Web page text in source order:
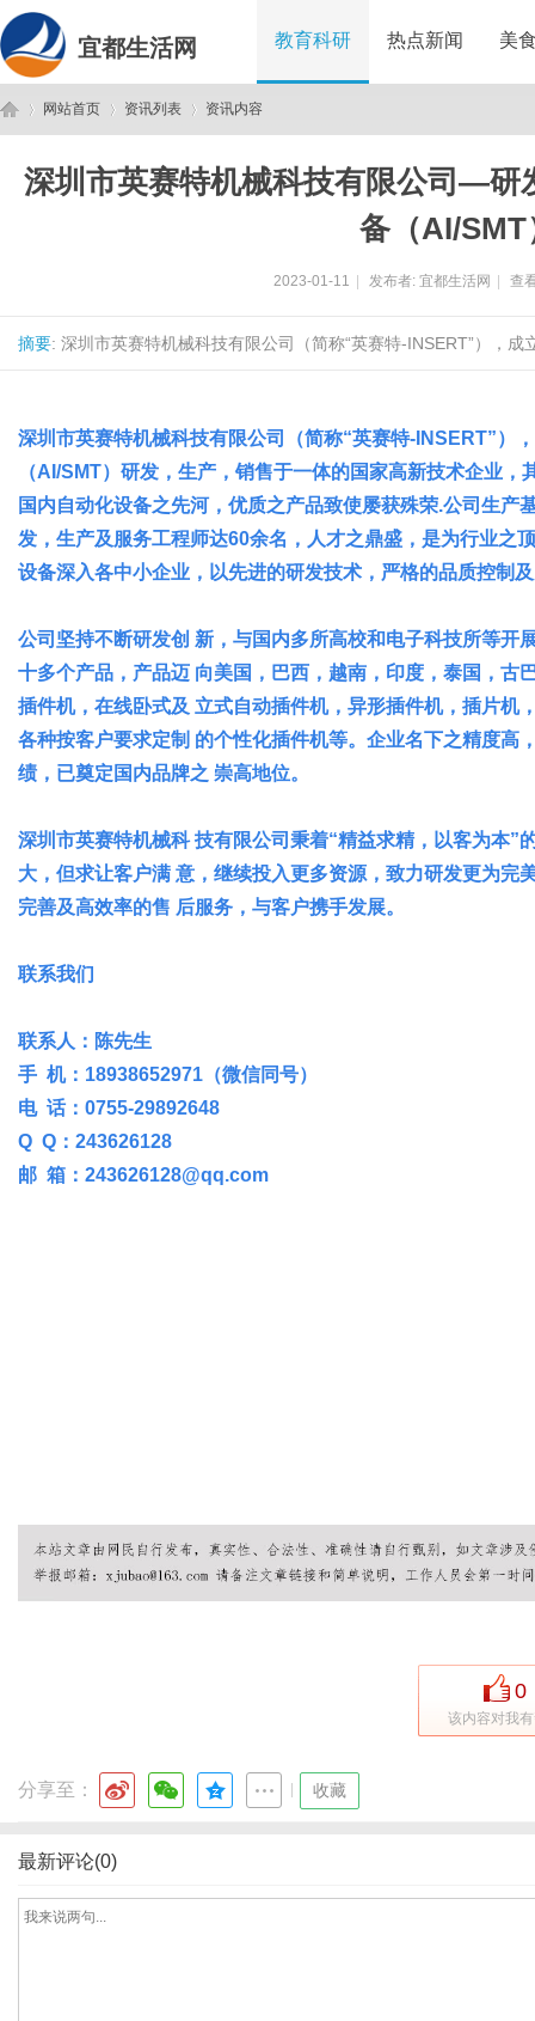
宜都生活网 教育科研 热点新闻 美
网站首页 资讯列表 资讯内容
深圳市英赛特机械科技有限公司—研
备（AI/SMT
2023-01-11 发布者: 宜都生活网 查
摘要: 深圳市英赛特机械科技有限公司（简称“英赛特-INSERT”），
深圳市英赛特机械科技有限公司（简称“英赛特-INSERT”）
（AI/SMT）研发，生产，销售于一体的国家高新技术企业
国内自动化设备之先河，优质之产品致使屡获殊荣.公司生
发，生产及服务工程师达60余名，人才之鼎盛，是为行业之
设备深入各中小企业，以先进的研发技术，严格的品质控制
公司坚持不断研发创 新，与国内多所高校和电子科技所等开
十多个产品，产品迈 向美国，巴西，越南，印度，泰国，古
插件机，在线卧式及 立式自动插件机，异形插件机，插片机
各种按客户要求定制 的个性化插件机等。企业名下之精度高
绩，已奠定国内品牌之 崇高地位。
深圳市英赛特机械科 技有限公司秉着“精益求精，以客为本
大，但求让客户满 意，继续投入更多资源，致力研发更为完
完善及高效率的售 后服务，与客户携手发展。
联系我们
联系人：陈先生
手 机：18938652971（微信同号）
电 话：0755-29892648
Q Q：243626128
邮 箱：243626128@qq.com
0
该内容对我
分享至： 收藏
最新评论(0)